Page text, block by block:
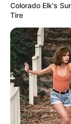
Auf einigen
Angebote
gekauft wird, ist
dadurch der
Colorado Elk's
Tire